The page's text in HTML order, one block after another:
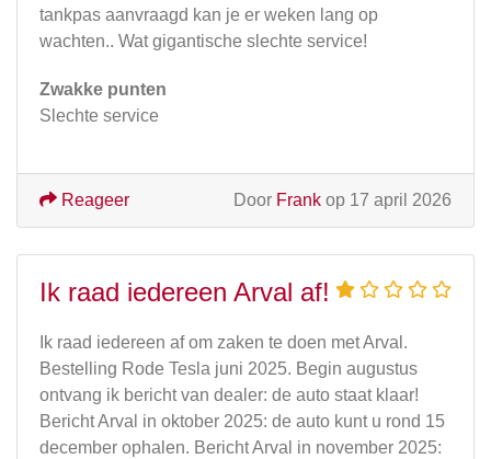
tankpas aanvraagd kan je er weken lang op
wachten.. Wat gigantische slechte service!
Zwakke punten
Slechte service
Door Frank op 17 april 2026
Reageer
Ik raad iedereen Arval af!
Ik raad iedereen af om zaken te doen met Arval.
Bestelling Rode Tesla juni 2025. Begin augustus
ontvang ik bericht van dealer: de auto staat klaar!
Bericht Arval in oktober 2025: de auto kunt u rond 15
december ophalen. Bericht Arval in november 2025: